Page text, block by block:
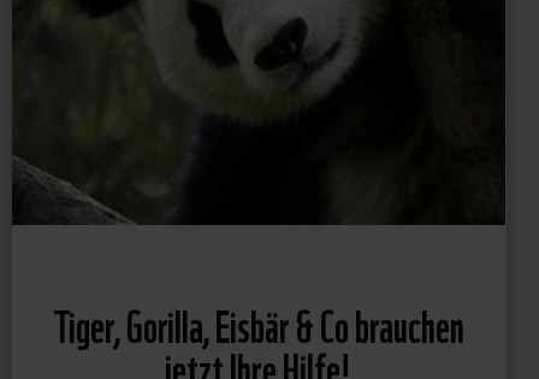
Tiger, Gorilla, Eisbär & Co brauchen